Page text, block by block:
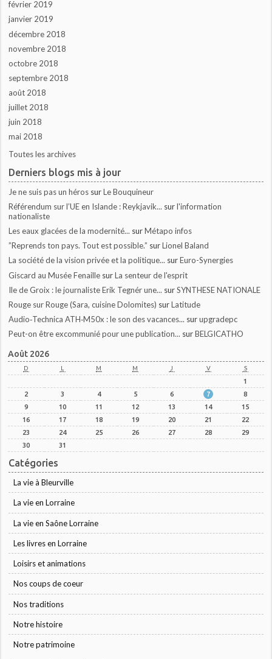
février 2019
janvier 2019
décembre 2018
novembre 2018
octobre 2018
septembre 2018
août 2018
juillet 2018
juin 2018
mai 2018
Toutes les archives
Derniers blogs mis à jour
Je ne suis pas un héros surLe Bouquineur
Référendum sur l’UE en Islande : Reykjavik... surl'information
nationaliste
Les eaux glacées de la modernité... surMétapo infos
”Reprends ton pays. Tout est possible.” surLionel Baland
La société de la vision privée et la politique... surEuro-Synergies
Giscard au Musée Fenaille surLa senteur de l'esprit
Ile de Groix : le journaliste Erik Tegnér une... surSYNTHESE NATIONALE
Rouge sur Rouge (Sara, cuisine Dolomites) surLatitude
Audio‑Technica ATH‑M50x : le son des vacances... surupgradepc
Peut-on être excommunié pour une publication... surBELGICATHO
Août 2026
D L M M J V S
1
2
3 4 5 6 7
8
9
10 11 12 13 14
15
16
17 18 19 20 21
22
23
24 25 26 27 28
29
30
31
Catégories
La vie à Bleurville
La vie en Lorraine
La vie en Saône Lorraine
Les livres en Lorraine
Loisirs et animations
Nos coups de coeur
Nos traditions
Notre histoire
Notre patrimoine